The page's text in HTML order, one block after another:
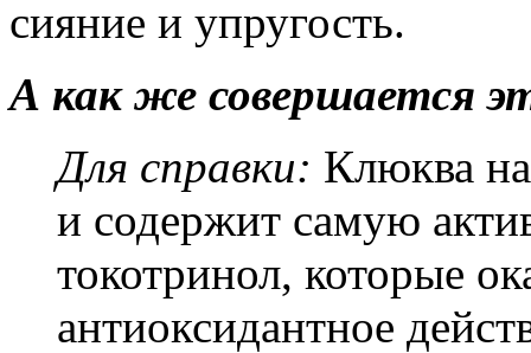
сияние и упругость.
А как же совершается
Для справки: Клюква
и содержит самую
токотринол, которые
антиоксидантное